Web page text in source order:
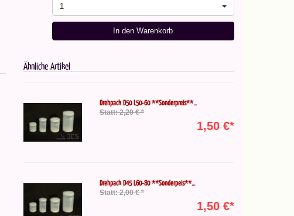
1
In den Warenkorb
Ähnliche Artikel
Drehpack D50 L50-60 **Sonderpreis**...
Statt: 2,20 € *
1,50 €*
Drehpack D45 L60-80 **Sonderpeis**...
Statt: 2,00 € *
1,50 €*